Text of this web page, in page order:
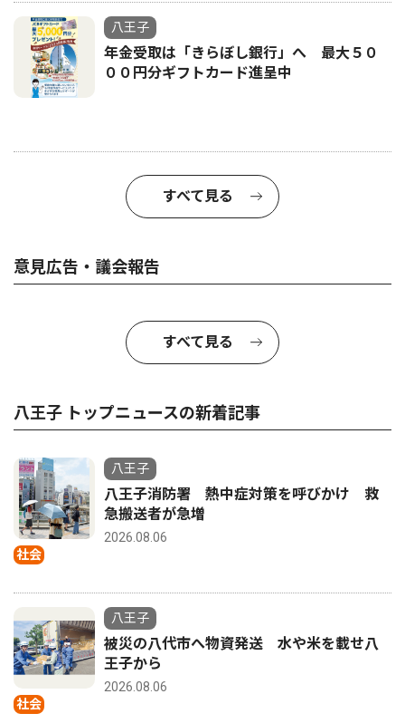
八王子
年金受取は「きらぼし銀行」へ 最大５０
００円分ギフトカード進呈中
すべて見る
意見広告・議会報告
すべて見る
八王子 トップニュースの新着記事
社会
八王子
八王子消防署 熱中症対策を呼びかけ 救
急搬送者が急増
2026.08.06
社会
八王子
被災の八代市へ物資発送 水や米を載せ八
王子から
2026.08.06